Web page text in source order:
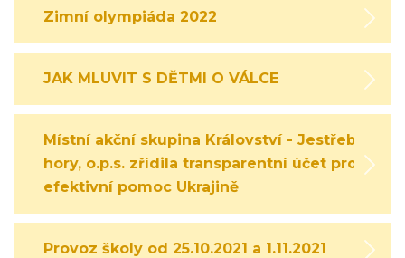
Zimní olympiáda 2022
JAK MLUVIT S DĚTMI O VÁLCE
Místní akční skupina Království - Jestřebí
hory, o.p.s. zřídila transparentní účet pro
efektivní pomoc Ukrajině
Provoz školy od 25.10.2021 a 1.11.2021